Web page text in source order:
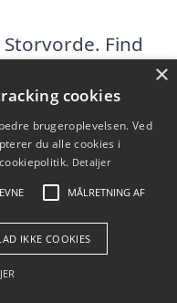
Find
i Storvorde og
tagfirmaer, hvis
efter en dygtig
×
cookies
brugeroplevelsen. Ved
du alle cookies i
Detaljer
MÅLRETNING AF
IKKE COOKIES